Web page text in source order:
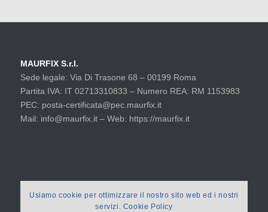
MAURFIX S.r.l.
Sede legale: Via Di Trasone 68 – 00199 Roma
Partita IVA: IT 02713310833 – Numero REA: RM 1153983
PEC: posta-certificata@pec.maurfix.it
Mail: info@maurfix.it – Web: https://maurfix.it
Usiamo cookie per ottimizzare il nostro sito web ed i nostri
servizi. Cookie Policy